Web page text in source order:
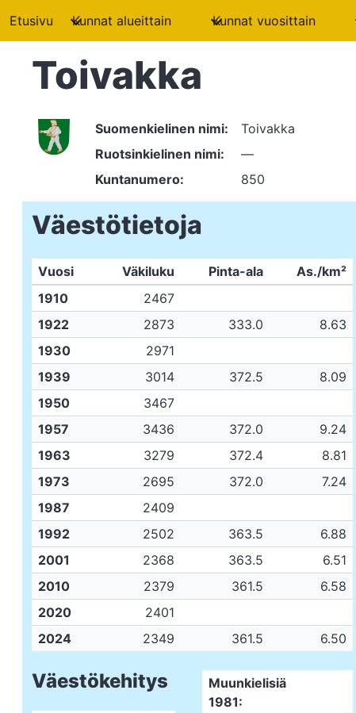
Etusivu Kunnat alueittain Kunnat vuosittain
Toivakka
Suomenkielinen nimi:
Toivakka
Ruotsinkielinen nimi:
—
Kuntanumero:
850
Väestötietoja
Vuosi Väkiluku Pinta-ala
As./km²
1910
2467
1922
2873 333.0
8.63
1930
2971
1939
3014 372.5
8.09
1950
3467
1957
3436 372.0
9.24
1963
3279 372.4
8.81
1973
2695 372.0
7.24
1987
2409
1992
2502 363.5
6.88
2001
2368 363.5
6.51
2010
2379 361.5
6.58
2020
2401
2024
2349 361.5 6.50
Väestökehitys
Muunkielisiä
1981: